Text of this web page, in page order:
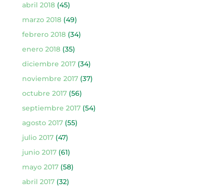
abril 2018(45)
marzo 2018(49)
febrero 2018(34)
enero 2018(35)
diciembre 2017(34)
noviembre 2017(37)
octubre 2017(56)
septiembre 2017(54)
agosto 2017(55)
julio 2017(47)
junio 2017(61)
mayo 2017(58)
abril 2017(32)